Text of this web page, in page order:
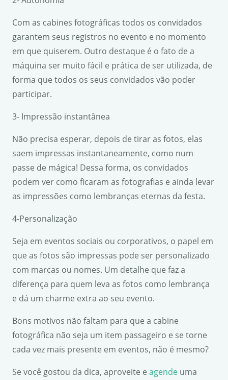
Com as cabines fotográficas todos os convidados
garantem seus registros no evento e no momento
em que quiserem. Outro destaque é o fato de a
máquina ser muito fácil e prática de ser utilizada, de
forma que todos os seus convidados vão poder
participar.
3- Impressão instantânea
Não precisa esperar, depois de tirar as fotos, elas
saem impressas instantaneamente, como num
passe de mágica! Dessa forma, os convidados
podem ver como ficaram as fotografias e ainda levar
as impressões como lembranças eternas da festa.
4-Personalização
Seja em eventos sociais ou corporativos, o papel em
que as fotos são impressas pode ser personalizado
com marcas ou nomes. Um detalhe que faz a
diferença para quem leva as fotos como lembrança
e dá um charme extra ao seu evento.
Bons motivos não faltam para que a cabine
fotográfica não seja um item passageiro e se torne
cada vez mais presente em eventos, não é mesmo?
Se você gostou da dica, aproveite e agende uma